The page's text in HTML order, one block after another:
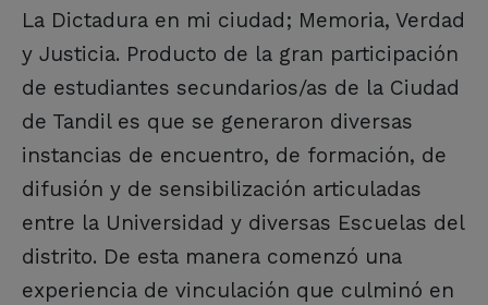
La Dictadura en mi ciudad; Memoria, Verdad
y Justicia. Producto de la gran participación
de estudiantes secundarios/as de la Ciudad
de Tandil es que se generaron diversas
instancias de encuentro, de formación, de
difusión y de sensibilización articuladas
entre la Universidad y diversas Escuelas del
distrito. De esta manera comenzó una
experiencia de vinculación que culminó en